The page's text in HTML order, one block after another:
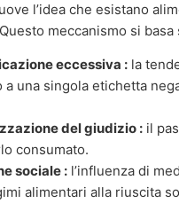
l’idea che esistano
meccanismo si basa
eccessiva : la
a una singola etichetta
del giudizio : il
consumato.
sociale : l’influenza di
alimentari alla riuscita